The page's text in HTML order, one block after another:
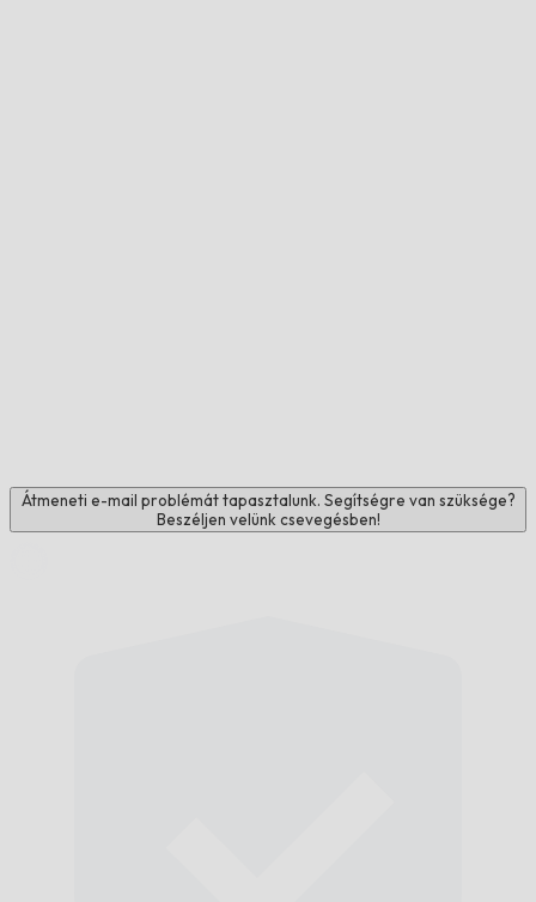
Átmeneti e-mail problémát tapasztalunk. Segítségre van szüksége?
Beszéljen velünk csevegésben!